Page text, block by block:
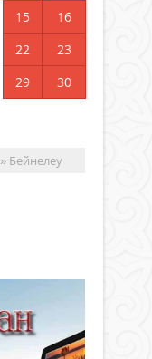
15
16
22
23
29
30
» Бейнелеу